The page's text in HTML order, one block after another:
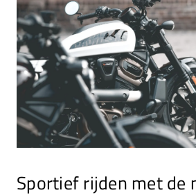
Sportief rijden met de